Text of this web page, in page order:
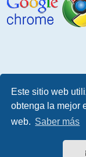
Este sitio web
obtenga la mejor
web. Saber más